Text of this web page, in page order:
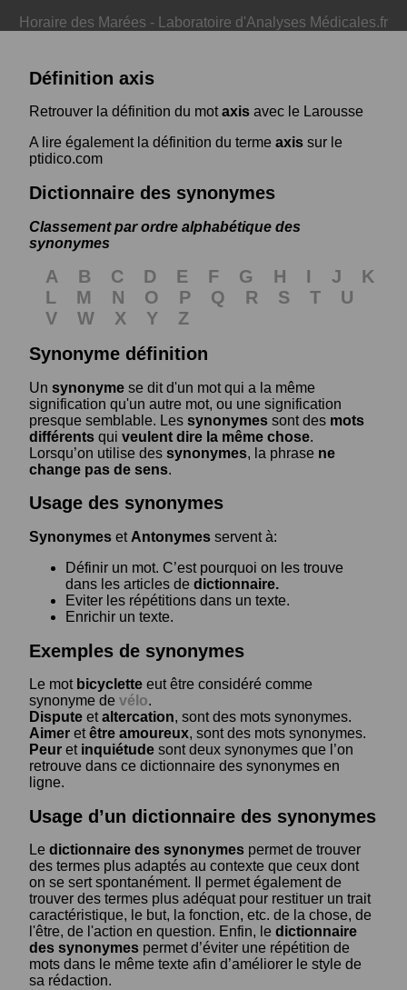
Horaire des Marées - Laboratoire d'Analyses Médicales.fr
Définition axis
Retrouver la définition du motaxis avec le Larousse
A lire également la définition du terme axis sur le
ptidico.com
Dictionnaire des synonymes
Classement par ordre alphabétique des
synonymes
A B C D E F G H I J
K
L
M N O P Q R S T
U
V
W X Y
Z
Synonyme définition
Un synonyme se dit d'un mot qui a la même
signification qu'un autre mot, ou une signification
presque semblable. Les synonymes sont des mots
différents qui veulent dire la même chose.
Lorsqu’on utilise des synonymes, la phrase ne
change pas de sens.
Usage des synonymes
Synonymes et Antonymes servent à:
Définir un mot. C’est pourquoi on les trouve
dans les articles de dictionnaire.
Eviter les répétitions dans un texte.
Enrichir un texte.
Exemples de synonymes
Le mot bicyclette eut être considéré comme
synonyme de vélo.
Dispute etaltercation, sont des mots synonymes.
Aimer etêtre amoureux, sont des mots synonymes.
Peur et inquiétude sont deux synonymes que l’on
retrouve dans ce dictionnaire des synonymes en
ligne.
Usage d’un dictionnaire des synonymes
Le dictionnaire des synonymes permet de trouver
des termes plus adaptés au contexte que ceux dont
on se sert spontanément. Il permet également de
trouver des termes plus adéquat pour restituer un trait
caractéristique, le but, la fonction, etc. de la chose, de
l'être, de l'action en question. Enfin, le dictionnaire
des synonymes permet d’éviter une répétition de
mots dans le même texte afin d’améliorer le style de
sa rédaction.